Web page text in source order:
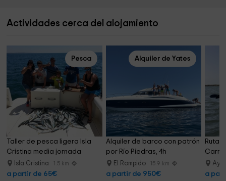
Actividades cerca del alojamiento
Pesca
Taller de pesca ligera Isla
Cristina media jornada
Isla Cristina 1.5 km
a partir de 65€
Alquiler de Yates
Alquiler de barco con patrón
por Río Piedras, 4h
El Rompido 15.9 km
a partir de 950€
Ruta
a